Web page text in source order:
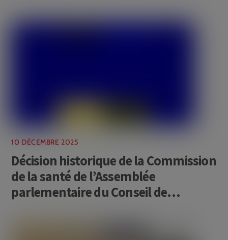
10 DÉCEMBRE 2025
Décision historique de la Commission
de la santé de l’Assemblée
parlementaire du Conseil de